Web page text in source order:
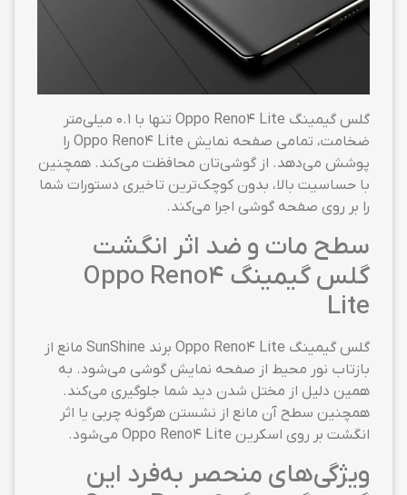
گلس گیمینگ Oppo Reno4 Lite تنها با ۰.۱ میلی‌متر
ضخامت، تمامی صفحه نمایش Oppo Reno4 Lite را
پوشش می‌دهد. از گوشی‌تان محافظت می‌کند. همچنین
با حساسیت بالا، بدون کوچک‌ترین تاخیری دستورات شما
را بر روی صفحه گوشی اجرا می‌کند.
سطح مات و ضد اثر انگشت
گلس گیمینگ Oppo Reno4
Lite
گلس گیمینگ Oppo Reno4 Lite برند SunShine مانع از
بازتاب نور محیط از صفحه نمایش گوشی می‌شود. به
همین دلیل از مختل شدن دید شما جلوگیری می‌کند.
همچنین سطح آن مانع از نشستن هرگونه چربی یا اثر
انگشت بر روی اسکرین Oppo Reno4 Lite می‌شود.
ویژگی‌های منحصر به‌فرد این